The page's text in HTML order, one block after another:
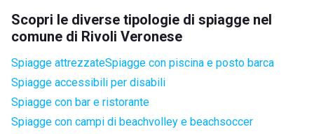
Scopri le diverse tipologie di spiagge nel
comune di Rivoli Veronese
Spiagge attrezzateSpiagge con piscina e posto barca
Spiagge accessibili per disabili
Spiagge con bar e ristorante
Spiagge con campi di beachvolley e beachsoccer